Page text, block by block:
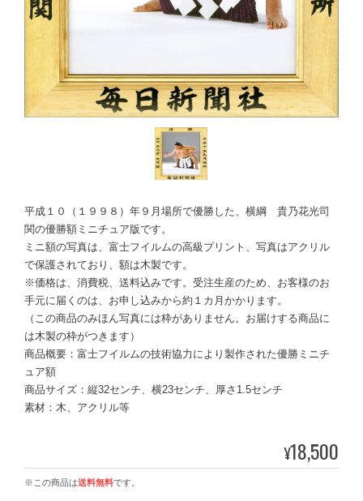
平成１０（１９９８）年９月場所で優勝した、横綱 貴乃花光司
関の優勝額ミニチュア版です。
ミニ額の写真は、富士フイルムの高級プリント、写真はアクリル
で保護されており、額は木製です。
※価格は、消費税、送料込みです。受注生産のため、お客様のお
手元に届くのは、お申し込みから約１カ月かかります。
（この商品のみほん写真には枠がありません。お届けする商品に
は木製の枠がつきます）
商品概要：富士フイルムの技術協力により製作された優勝ミニチ
ュア額
商品サイズ：縦32センチ、横23センチ、厚さ1.5センチ
素材：木、アクリル等
¥18,500
※この商品は送料無料です。